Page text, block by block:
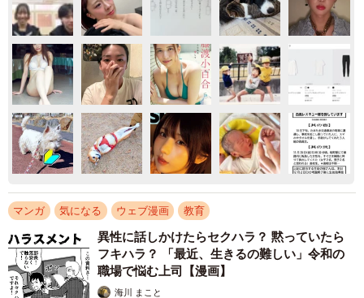
マンガ 気になる ウェブ漫画 教育
異性に話しかけたらセクハラ？ 黙っていたら
フキハラ？ 「最近、生きるの難しい」令和の
職場で悩む上司【漫画】
海川 まこと